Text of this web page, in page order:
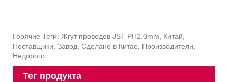
Горячие Теги: Жгут проводов JST PH2.0mm, Китай,
Поставщики, Завод, Сделано в Китае, Производители,
Недорого
Тег продукта